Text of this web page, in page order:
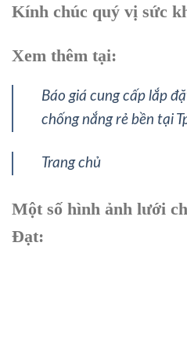
Kính chúc quý vị sức
Xem thêm tại:
Báo giá cung cấp lắp
chống nắng rẻ bền tại
Trang chủ
Một số hình ảnh lưới
Đạt: